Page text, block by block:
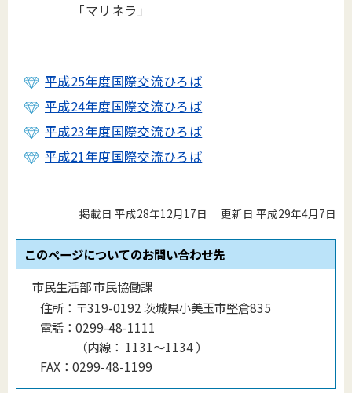
「マリネラ」
平成25年度国際交流ひろば
平成24年度国際交流ひろば
平成23年度国際交流ひろば
平成21年度国際交流ひろば
掲載日 平成28年12月17日 更新日 平成29年4月7日
このページについてのお問い合わせ先
市民生活部 市民協働課
住所： 〒319-0192 茨城県小美玉市堅倉835
電話： 0299-48-1111
（内線 ： 1131〜1134）
FAX： 0299-48-1199